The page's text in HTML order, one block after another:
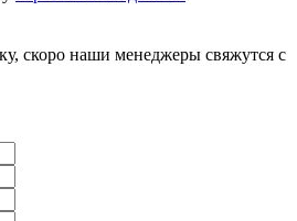
скоро наши менеджеры свяжутся с